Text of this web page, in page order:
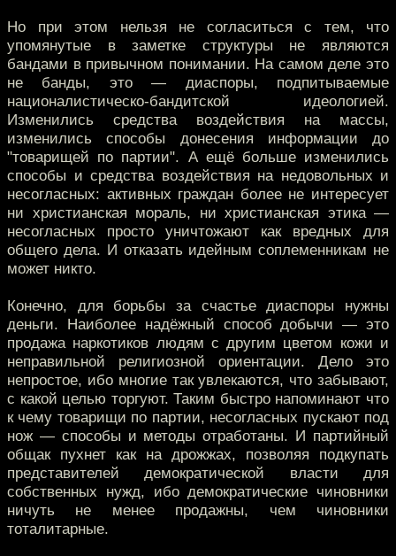
Но при этом нельзя не согласиться с тем, что
упомянутые в заметке структуры не являются
бандами в привычном понимании. На самом деле это
не банды, это — диаспоры, подпитываемые
националистическо-бандитской идеологией.
Изменились средства воздействия на массы,
изменились способы донесения информации до
"товарищей по партии". А ещё больше изменились
способы и средства воздействия на недовольных и
несогласных: активных граждан более не интересует
ни христианская мораль, ни христианская этика —
несогласных просто уничтожают как вредных для
общего дела. И отказать идейным соплеменникам не
может никто.
Конечно, для борьбы за счастье диаспоры нужны
деньги. Наиболее надёжный способ добычи — это
продажа наркотиков людям с другим цветом кожи и
неправильной религиозной ориентации. Дело это
непростое, ибо многие так увлекаются, что забывают,
с какой целью торгуют. Таким быстро напоминают что
к чему товарищи по партии, несогласных пускают под
нож — способы и методы отработаны. И партийный
общак пухнет как на дрожжах, позволяя подкупать
представителей демократической власти для
собственных нужд, ибо демократические чиновники
ничуть не менее продажны, чем чиновники
тоталитарные.